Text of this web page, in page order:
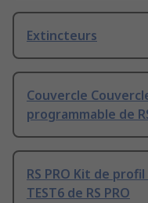
Extincteurs
Couvercle
programmable de
RS PRO Kit de
TEST6 de RS PRO